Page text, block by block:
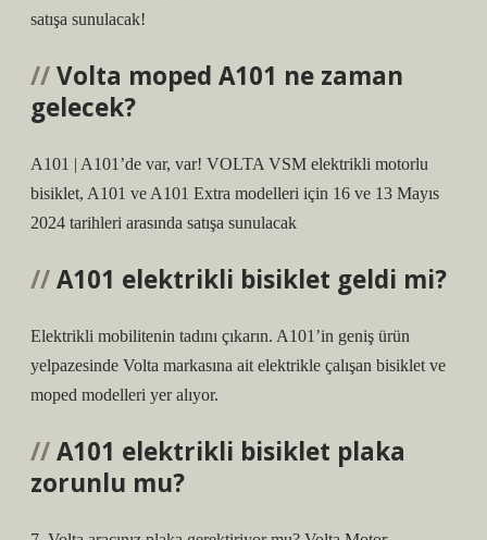
satışa sunulacak!
Volta moped A101 ne zaman
gelecek?
A101 | A101’de var, var! VOLTA VSM elektrikli motorlu
bisiklet, A101 ve A101 Extra modelleri için 16 ve 13 Mayıs
2024 tarihleri ​​arasında satışa sunulacak
A101 elektrikli bisiklet geldi mi?
Elektrikli mobilitenin tadını çıkarın. A101’in geniş ürün
yelpazesinde Volta markasına ait elektrikle çalışan bisiklet ve
moped modelleri yer alıyor.
A101 elektrikli bisiklet plaka
zorunlu mu?